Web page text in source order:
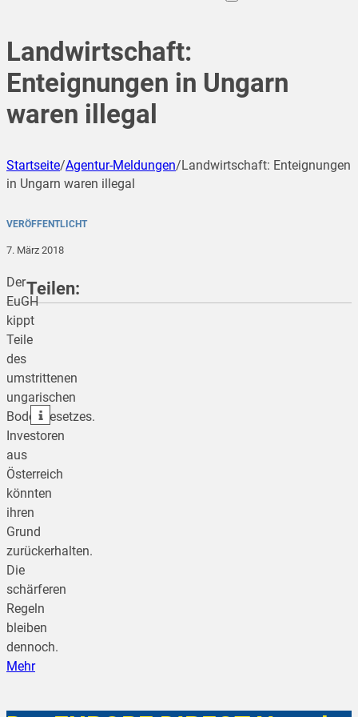
Landwirtschaft:
Enteignungen in Ungarn
waren illegal
Startseite/Agentur-Meldungen/Landwirtschaft: Enteignungen
in Ungarn waren illegal
VERÖFFENTLICHT
7. März 2018
Der
EuGH
kippt
Teile
des
umstrittenen
ungarischen
Bodengesetzes.
Investoren
aus
Österreich
könnten
ihren
Grund
zurückerhalten.
Die
schärferen
Regeln
bleiben
dennoch.
Mehr
Teilen:
teilen
teilen